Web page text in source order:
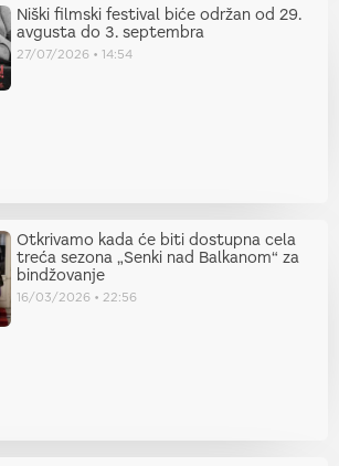
Niški filmski festival biće održan od 29.
avgusta do 3. septembra
27/07/2026 14:54
Otkrivamo kada će biti dostupna cela
treća sezona „Senki nad Balkanom“ za
bindžovanje
16/03/2026 22:56